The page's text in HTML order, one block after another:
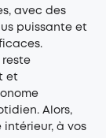
avec des
puissante et
reste
et
Alors,
à vos